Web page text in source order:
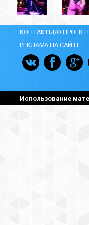
КОНТАКТЫ/О
РЕКЛАМА НА САЙТЕ
Использование